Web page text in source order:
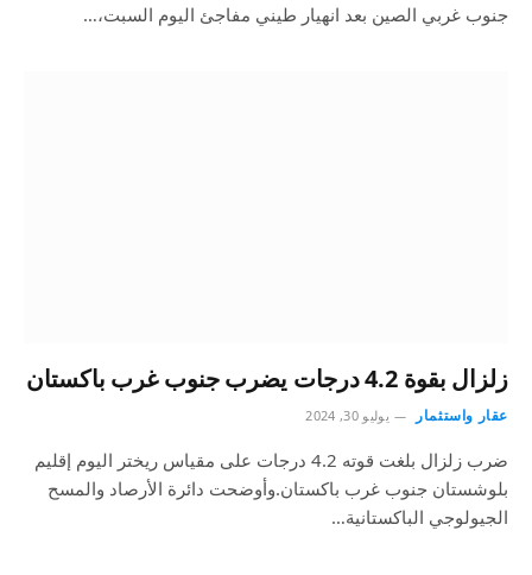
جنوب غربي الصين بعد انهيار طيني مفاجئ اليوم السبت،…
زلزال بقوة 4.2 درجات يضرب جنوب غرب باكستان
عقار واستثمار يوليو 30, 2024
ضرب زلزال بلغت قوته 4.2 درجات على مقياس ريختر اليوم إقليم
بلوشستان جنوب غرب باكستان.وأوضحت دائرة الأرصاد والمسح
الجيولوجي الباكستانية…